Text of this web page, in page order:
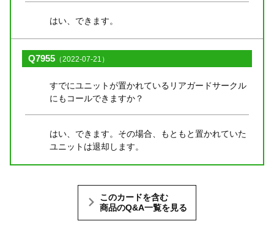
はい、できます。
Q7955 （2022-07-21）
すでにユニットが置かれているリアガードサークル
にもコールできますか？
はい、できます。その場合、もともと置かれていた
ユニットは退却します。
このカードを含む
商品のQ&A一覧を見る